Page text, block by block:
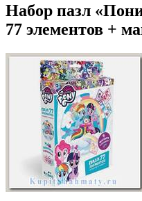
Набор пазл
77 элементов +